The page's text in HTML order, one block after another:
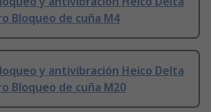
Bloqueo de cuña M4
y antivibración Heico Delta
Bloqueo de cuña M20